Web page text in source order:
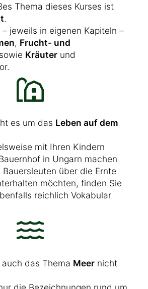
Thema dieses Kurses ist
.
jeweils in eigenen Kapiteln –
, Frucht- und
sowie Kräuter und
es um das Leben auf dem
mit Ihren Kindern
in Ungarn machen
über die Ernte
möchten, finden Sie
reichlich Vokabular
das Thema Meer nicht